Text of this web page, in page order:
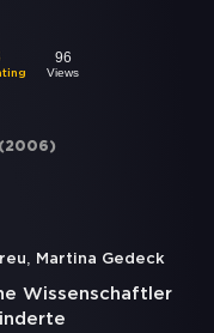
96
Views
(2006)
, Martina Gedeck
Wissenschaftler